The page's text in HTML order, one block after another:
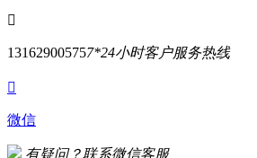

131629005757*24小时客户服务热线

微信
有疑问？联系微信客服